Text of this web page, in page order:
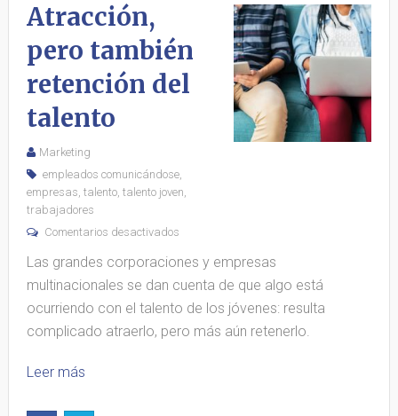
Atracción,
pero también
retención del
talento
Marketing
empleados comunicándose,
empresas, talento, talento joven,
trabajadores
Comentarios desactivados
Las grandes corporaciones y empresas
multinacionales se dan cuenta de que algo está
ocurriendo con el talento de los jóvenes: resulta
complicado atraerlo, pero más aún retenerlo.
Leer más